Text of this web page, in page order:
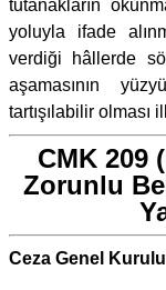
tutanakların
yoluyla ifade
verdiği hâllerde
aşamasının
tartışılabilir olması
CMK 209
Zorunlu
Ceza Genel